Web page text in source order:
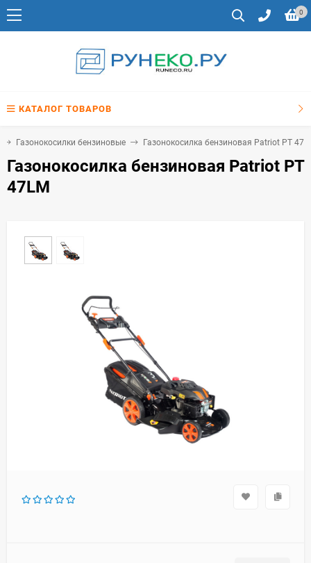
0
КАТАЛОГ ТОВАРОВ
Газонокосилки бензиновые Газонокосилка бензиновая Patriot PT
Газонокосилка бензиновая Patriot PT
47LM